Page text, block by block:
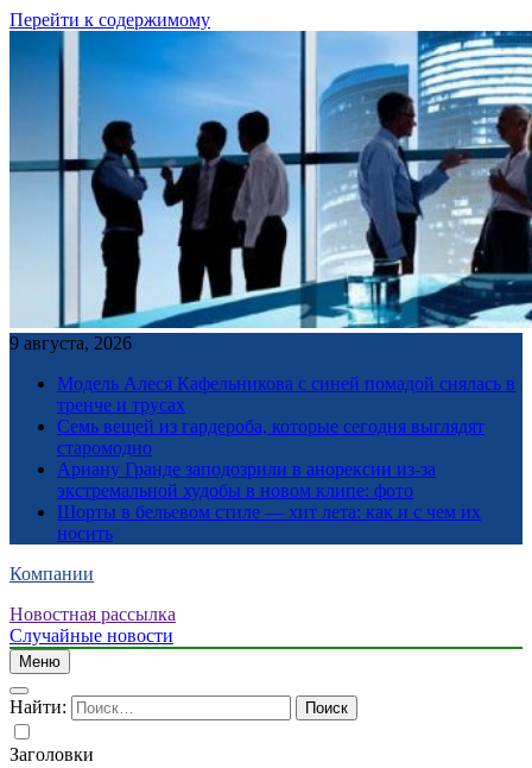
Перейти к содержимому
9 августа, 2026
Модель Алеся Кафельникова с синей помадой снялась в
тренче и трусах
Семь вещей из гардероба, которые сегодня выглядят
старомодно
Ариану Гранде заподозрили в анорексии из-за
экстремальной худобы в новом клипе: фото
Шорты в бельевом стиле — хит лета: как и с чем их
носить
Компании
Новостная рассылка
Случайные новости
Меню
Найти:
Заголовки